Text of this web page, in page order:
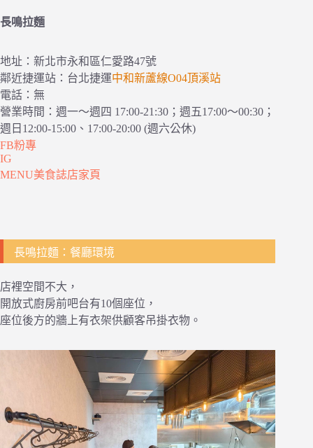
長鳴拉麵
地址：新北市永和區仁愛路47號
鄰近捷運站：台北捷運中和新蘆線O04頂溪站
電話：無
營業時間：週一～週四 17:00-21:30；週五17:00～00:30；
週日12:00-15:00、17:00-20:00 (週六公休)
FB粉專
IG
MENU美食誌店家頁
長鳴拉麵：餐廳環境
店裡空間不大，
開放式廚房前吧台有10個座位，
座位後方的牆上有衣架供顧客吊掛衣物。